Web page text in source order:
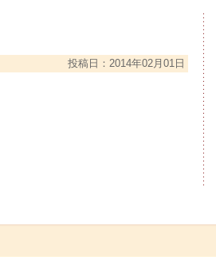
投稿日：2014年02月01日